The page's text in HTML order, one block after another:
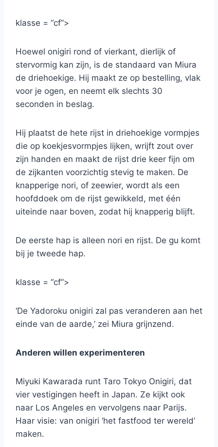
klasse = “cf”>
Hoewel onigiri rond of vierkant, dierlijk of
stervormig kan zijn, is de standaard van Miura
de driehoekige. Hij maakt ze op bestelling, vlak
voor je ogen, en neemt elk slechts 30
seconden in beslag.
Hij plaatst de hete rijst in driehoekige vormpjes
die op koekjesvormpjes lijken, wrijft zout over
zijn handen en maakt de rijst drie keer fijn om
de zijkanten voorzichtig stevig te maken. De
knapperige nori, of zeewier, wordt als een
hoofddoek om de rijst gewikkeld, met één
uiteinde naar boven, zodat hij knapperig blijft.
De eerste hap is alleen nori en rijst. De gu komt
bij je tweede hap.
klasse = “cf”>
‘De Yadoroku onigiri zal pas veranderen aan het
einde van de aarde,’ zei Miura grijnzend.
Anderen willen experimenteren
Miyuki Kawarada runt Taro Tokyo Onigiri, dat
vier vestigingen heeft in Japan. Ze kijkt ook
naar Los Angeles en vervolgens naar Parijs.
Haar visie: van onigiri ‘het fastfood ter wereld’
maken.